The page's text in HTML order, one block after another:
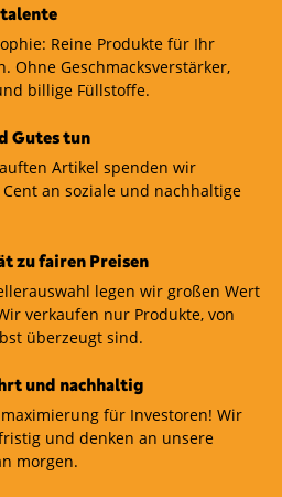
Reine Produkte für Ihr
Ohne Geschmacksverstärker,
billige Füllstoffe.
Gutes tun
Artikel spenden wir
an soziale und nachhaltige
zu fairen Preisen
legen wir großen Wert
verkaufen nur Produkte, von
überzeugt sind.
und nachhaltig
für Investoren! Wir
und denken an unsere
morgen.